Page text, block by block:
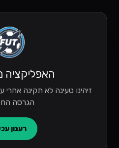
האפליקציה
זיהינו טעינה לא תקינה אחרי
הגרסה
רענון